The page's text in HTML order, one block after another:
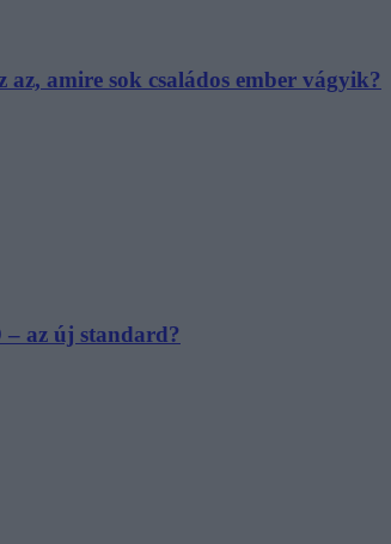
amire sok családos ember vágyik?
– az új standard?